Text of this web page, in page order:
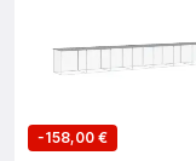
-158,00 €